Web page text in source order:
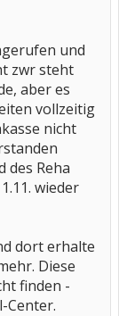
und
zwr steht
aber es
vollzeitig
nicht
des Reha
wieder
dort erhalte
Diese
finden -
Center.